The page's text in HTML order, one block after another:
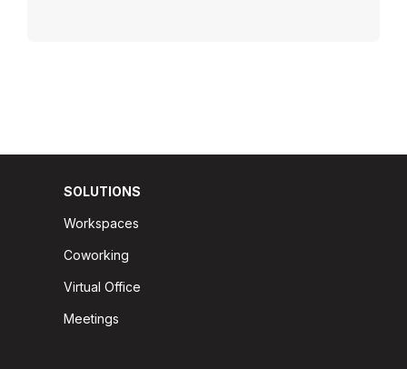
SOLUTIONS
Workspaces
Coworking
Virtual Office
Meetings